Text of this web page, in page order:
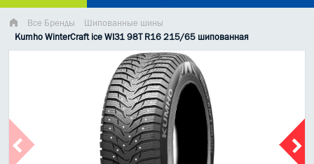
МАСЛО МОТОРНОЕ
ГРУЗОВЫЕ МАСЛА
ГИДРАВЛИЧЕСКИЕ МАСЛА
КОНСИСТЕНТНАЯ СМАЗКА
Все Бренды
Шипованные шины
Kumho WinterCraft ice WI31 98T R16 215/65 шипованная